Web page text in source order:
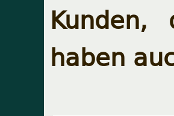
haben